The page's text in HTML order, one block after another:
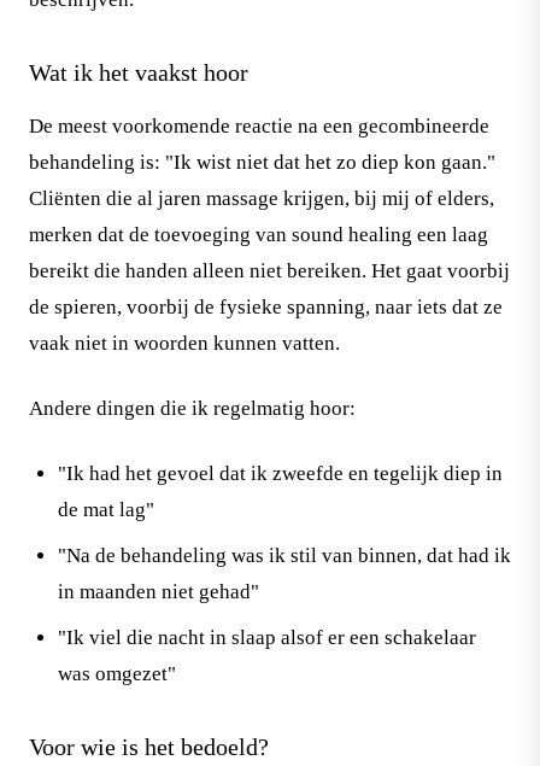
Wat ik het vaakst hoor
De meest voorkomende reactie na een gecombineerde
behandeling is: "Ik wist niet dat het zo diep kon gaan."
Cliënten die al jaren massage krijgen, bij mij of elders,
merken dat de toevoeging van sound healing een laag
bereikt die handen alleen niet bereiken. Het gaat voorbij
de spieren, voorbij de fysieke spanning, naar iets dat ze
vaak niet in woorden kunnen vatten.
Andere dingen die ik regelmatig hoor:
"Ik had het gevoel dat ik zweefde en tegelijk diep in
de mat lag"
"Na de behandeling was ik stil van binnen, dat had ik
in maanden niet gehad"
"Ik viel die nacht in slaap alsof er een schakelaar
was omgezet"
Voor wie is het bedoeld?